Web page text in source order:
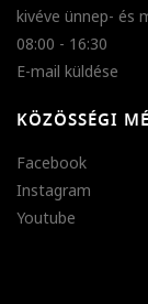
kivéve ünnep- és
08:00 - 16:30
E-mail küldése
KÖZÖSSÉGI
Facebook
Instagram
Youtube